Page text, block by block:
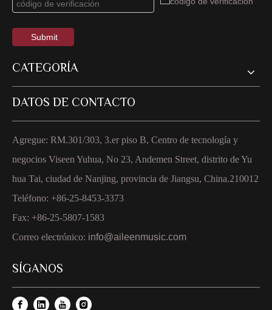
Submit
CATEGORÍA
DATOS DE CONTACTO
Agregue: RM.301/303, 3.er piso B, Centro de tecnología y
negocios Viseen Yuhua, No 23, Andemen Street, distrito de Yu
hua Tai, ciudad de Nanjing, provincia de Jiangsu, China.210012
Teléfono: +86-25-8453-3373
Fax: +86-25-5807-1583
Correo electrónico: info@aileenmusic.com
SÍGANOS